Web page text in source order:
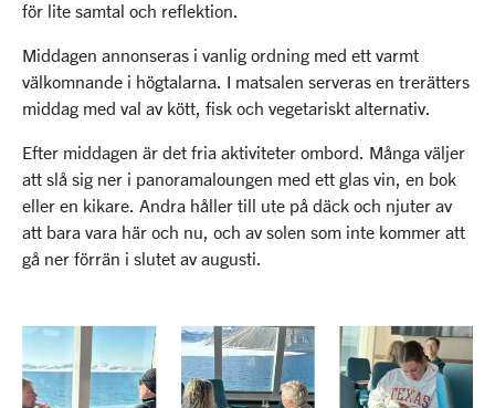
för lite samtal och reflektion.
Middagen annonseras i vanlig ordning med ett varmt
välkomnande i högtalarna. I matsalen serveras en trerätters
middag med val av kött, fisk och vegetariskt alternativ.
Efter middagen är det fria aktiviteter ombord. Många väljer
att slå sig ner i panoramaloungen med ett glas vin, en bok
eller en kikare. Andra håller till ute på däck och njuter av
att bara vara här och nu, och av solen som inte kommer att
gå ner förrän i slutet av augusti.